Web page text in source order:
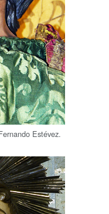
Estévez.